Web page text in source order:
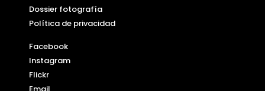
Dossier fotografía
Política de privacidad
Facebook
Instagram
Flickr